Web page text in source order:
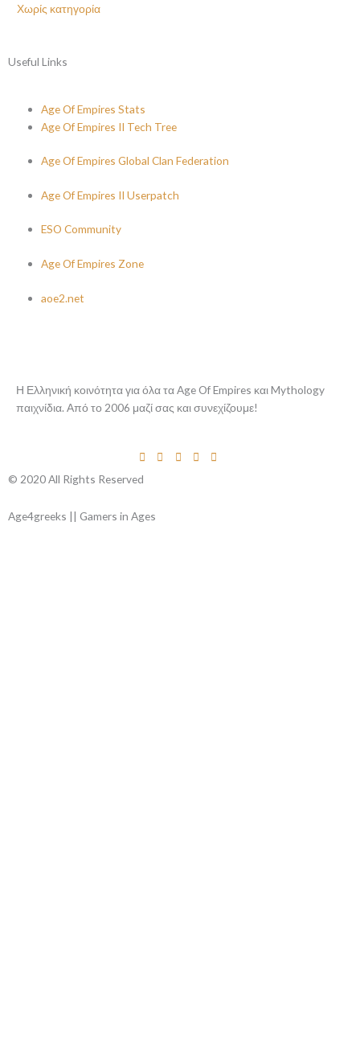
Χωρίς κατηγορία
Useful Links
Age Of Empires Stats
Age Of Empires II Tech Tree
Age Of Empires Global Clan Federation
Age Of Empires II Userpatch
ESO Community
Age Of Empires Zone
aoe2.net
Η Ελληνική κοινότητα για όλα τα Age Of Empires και Mythology
παιχνίδια. Από το 2006 μαζί σας και συνεχίζουμε!
© 2020 All Rights Reserved
Age4greeks || Gamers in Ages